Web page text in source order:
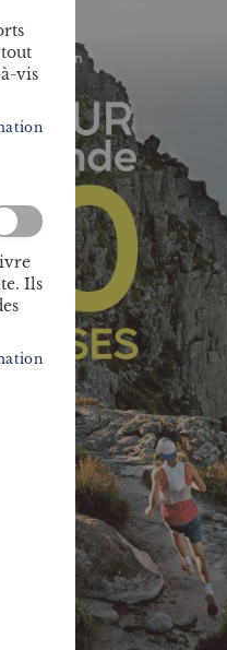
vis
Ils